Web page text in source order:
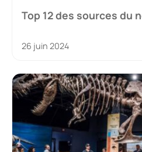
Top 12 des sources du
26 juin 2024